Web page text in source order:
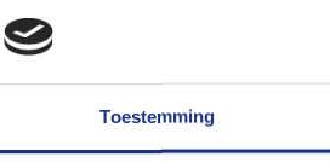
Toestemming
dankbaar voor. Ze is een coach die ik
(Ingrid)
Wil je coaching van Simone